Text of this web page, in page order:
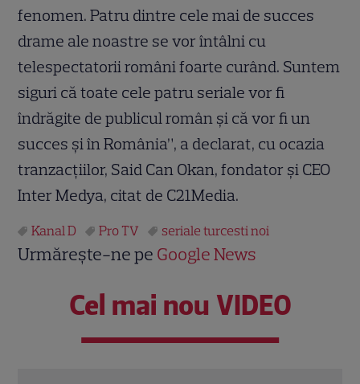
fenomen. Patru dintre cele mai de succes
drame ale noastre se vor întâlni cu
telespectatorii români foarte curând. Suntem
siguri că toate cele patru seriale vor fi
îndrăgite de publicul român și că vor fi un
succes și în România”, a declarat, cu ocazia
tranzacțiilor, Said Can Okan, fondator și CEO
Inter Medya, citat de C21Media.
Kanal D Pro TV seriale turcesti noi
Urmărește-ne pe Google News
Cel mai nou VIDEO